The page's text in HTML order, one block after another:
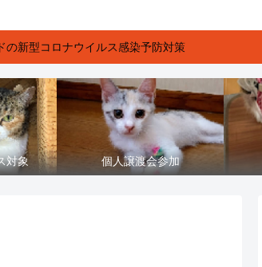
の新型コロナウイルス感染予防対策
対象 個人譲渡会参加